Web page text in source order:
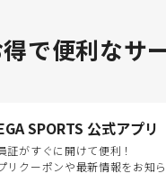
で便利なサ
SPORTS 公式アプリ
証がすぐに開けて便利！
リクーポンや最新情報をお知ら